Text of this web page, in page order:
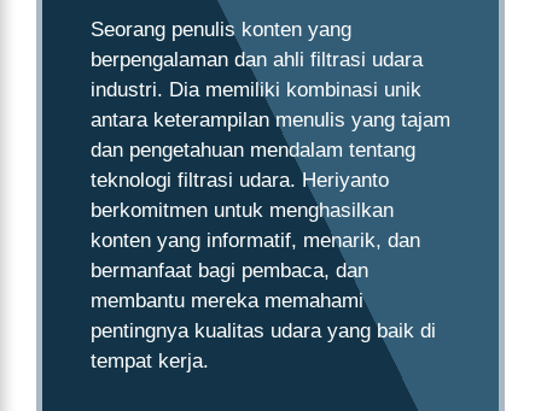
Seorang penulis konten yang
berpengalaman dan ahli filtrasi udara
industri. Dia memiliki kombinasi unik
antara keterampilan menulis yang tajam
dan pengetahuan mendalam tentang
teknologi filtrasi udara. Heriyanto
berkomitmen untuk menghasilkan
konten yang informatif, menarik, dan
bermanfaat bagi pembaca, dan
membantu mereka memahami
pentingnya kualitas udara yang baik di
tempat kerja.